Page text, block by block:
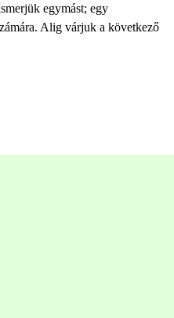
egymást; egy
Alig várjuk a következő